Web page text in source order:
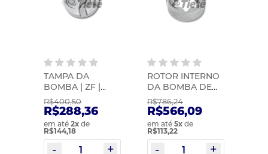
TAMPA DA
BOMBA | ZF |
1324303014
R$400,50
R$288,36
em até2x de
R$144,18
ROTOR INTERNO
DA BOMBA DE
OLEO |
EURORICAMBI |
30001375-5
R$786,24
R$566,09
em até 5xde
R$113,22